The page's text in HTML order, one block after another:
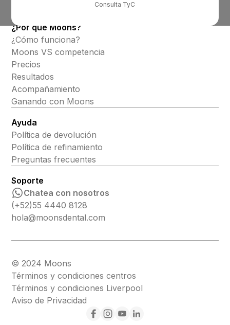
Consulta TyC
¿Por qué Moons?
¿Cómo funciona?
Moons VS competencia
Precios
Resultados
Acompañamiento
Ganando con Moons
Ayuda
Política de devolución
Política de refinamiento
Preguntas frecuentes
Soporte
Chatea con nosotros
(+52)55 4440 8128
hola@moonsdental.com
© 2024 Moons
Términos y condiciones centros
Términos y condiciones Liverpool
Aviso de Privacidad